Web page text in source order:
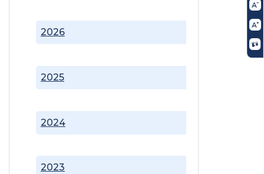
2023
2024
2025
2026